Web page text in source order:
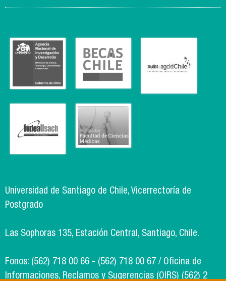
Universidad de Santiago de Chile, Vicerrectoría de
Postgrado
Las Sophoras 135, Estación Central, Santiago, Chile.
Fonos: (562) 718 00 66 - (562) 718 00 67 / Oficina de
Informaciones, Reclamos y Sugerencias (OIRS) (562) 2